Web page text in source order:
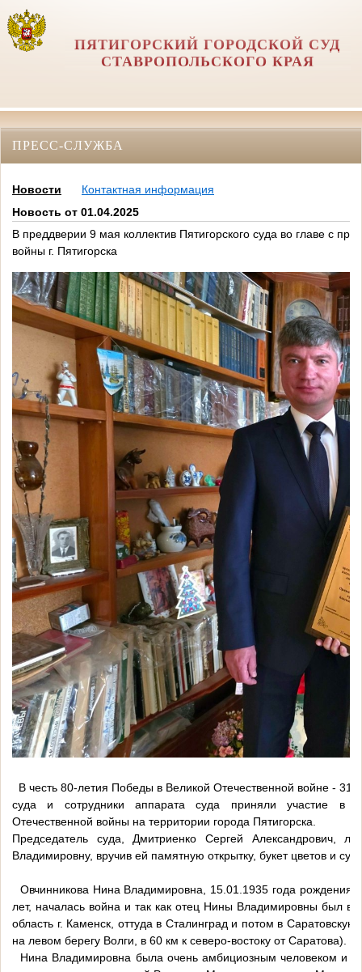
ПЯТИГОРСКИЙ ГОРОДСКОЙ СУД
СТАВРОПОЛЬСКОГО КРАЯ
ПРЕСС-СЛУЖБА
Новости
Контактная информация
Новость от 01.04.2025
В преддверии 9 мая коллектив Пятигорского суда во главе с
войны г. Пятигорска
В честь 80-летия Победы в Великой Отечественной войне - 31
суда и сотрудники аппарата суда приняли участие в
Отечественной войны на территории города Пятигорска.
Председатель суда, Дмитриенко Сергей Александрович,
Владимировну, вручив ей памятную открытку, букет цветов и
Овчинникова Нина Владимировна, 15.01.1935 года рождения,
лет, началась война и так как отец Нины Владимировны был
область г. Каменск, оттуда в Сталинград и потом в
на левом берегу Волги, в 60 км к северо-востоку от Саратова).
Нина Владимировна была очень амбициозным человеком и